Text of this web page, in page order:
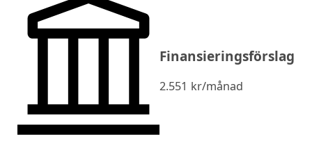
Finansieringsförslag
2.551 kr/månad